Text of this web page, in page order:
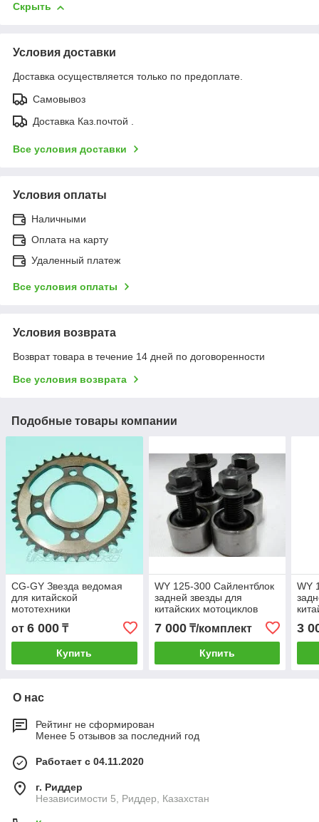
Скрыть
Условия доставки
Доставка осуществляется только по предоплате.
Самовывоз
Доставка Каз.почтой .
Все условия доставки
Условия оплаты
Наличными
Оплата на карту
Удаленный платеж
Все условия оплаты
Условия возврата
Возврат товара в течение 14 дней по договоренности
Все условия возврата
Подобные товары компании
CG-GY Звезда ведомая
для китайской
мототехники
от 6 000 ₸
Купить
WY 125-300 Сайлентблок
задней звезды для
китайских мотоциклов
7 000₸/комплект
Купить
WY
3
О нас
Рейтинг не сформирован
Менее 5 отзывов за последний год
Работает с 04.11.2020
г. Риддер
Независимости 5, Риддер, Казахстан